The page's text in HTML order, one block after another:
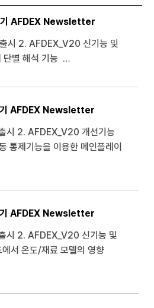
AFDEX Newsletter
시 2. AFDEX_V20 신기능 및
별 해석 기능 …
AFDEX Newsletter
시 2. AFDEX_V20 개선기능
통제기능을 이용한 메인플레이
AFDEX Newsletter
시 2. AFDEX_V20 신기능 및
서 온도/재료 모델의 영향